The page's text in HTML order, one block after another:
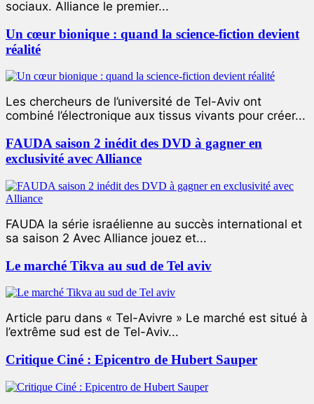
sociaux. Alliance le premier...
Un cœur bionique : quand la science-fiction devient
réalité
Les chercheurs de l’université de Tel-Aviv ont
combiné l’électronique aux tissus vivants pour créer...
FAUDA saison 2 inédit des DVD à gagner en
exclusivité avec Alliance
FAUDA la série israélienne au succès international et
sa saison 2 Avec Alliance jouez et...
Le marché Tikva au sud de Tel aviv
Article paru dans « Tel-Avivre » Le marché est situé à
l’extrême sud est de Tel-Aviv...
Critique Ciné : Epicentro de Hubert Sauper